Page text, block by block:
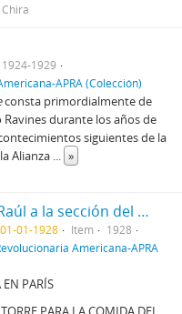
1924-1929
APRA (Colección)
consta primordialmente de
Ravines durante los años de
siguientes de la
Alianza ... »
Mensaje de Víctor Raúl a la sección del APRA en París
01-01-1928 Item
1928
Americana-APRA
EN PARÍS